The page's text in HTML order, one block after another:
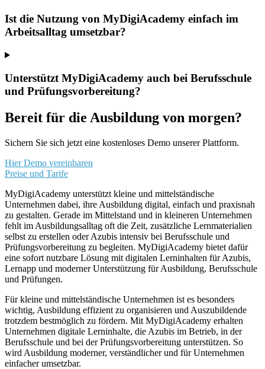
Ist die Nutzung von MyDigiAcademy einfach im
Arbeitsalltag umsetzbar?
Unterstützt MyDigiAcademy auch bei Berufsschule
und Prüfungsvorbereitung?
Bereit für die Ausbildung von morgen?
Sichern Sie sich jetzt eine kostenloses Demo unserer Plattform.
Hier Demo vereinbaren
Preise und Tarife
MyDigiAcademy unterstützt kleine und mittelständische
Unternehmen dabei, ihre Ausbildung digital, einfach und praxisnah
zu gestalten. Gerade im Mittelstand und in kleineren Unternehmen
fehlt im Ausbildungsalltag oft die Zeit, zusätzliche Lernmaterialien
selbst zu erstellen oder Azubis intensiv bei Berufsschule und
Prüfungsvorbereitung zu begleiten. MyDigiAcademy bietet dafür
eine sofort nutzbare Lösung mit digitalen Lerninhalten für Azubis,
Lernapp und moderner Unterstützung für Ausbildung, Berufsschule
und Prüfungen.
Für kleine und mittelständische Unternehmen ist es besonders
wichtig, Ausbildung effizient zu organisieren und Auszubildende
trotzdem bestmöglich zu fördern. Mit MyDigiAcademy erhalten
Unternehmen digitale Lerninhalte, die Azubis im Betrieb, in der
Berufsschule und bei der Prüfungsvorbereitung unterstützen. So
wird Ausbildung moderner, verständlicher und für Unternehmen
einfacher umsetzbar.